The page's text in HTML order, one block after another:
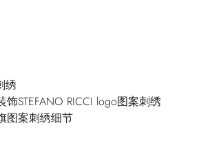
绣
STEFANO RICCI logo图案刺绣
图案刺绣细节